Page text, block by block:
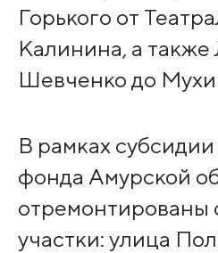
Горького от
Калинина, а
Шевченко до
В рамках
фонда Амурской
участки: улица